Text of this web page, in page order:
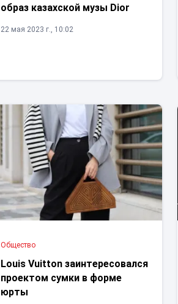
образ казахской музы Dior
22 мая 2023 г., 10:02
Общество
Louis Vuitton заинтересовался
проектом сумки в форме
юрты